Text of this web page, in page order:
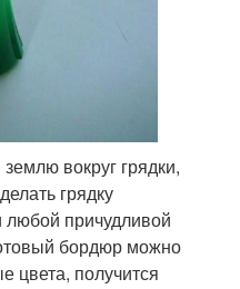
вокруг грядки,
грядку
любой причудливой
бордюр можно
цвета, получится